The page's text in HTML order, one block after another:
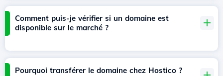
Comment puis-je vérifier si un domaine est
disponible sur le marché ?
Pourquoi transférer le domaine chez Hostico ?